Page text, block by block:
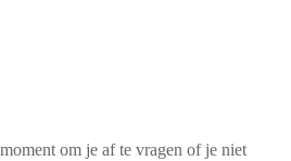
om je af te vragen of je niet